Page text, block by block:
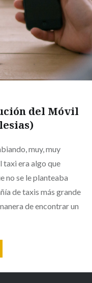
del Móvil
muy, muy
taxi era algo que
no se le planteaba
de taxis más grande
de encontrar un